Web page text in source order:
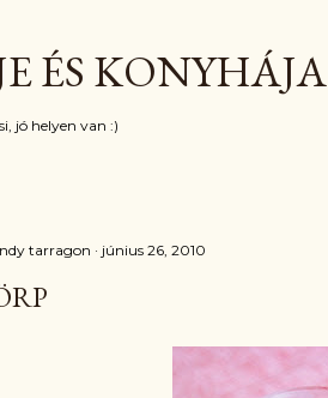
ÉS KONYHÁJA
jó helyen van :)
tarragon június 26, 2010